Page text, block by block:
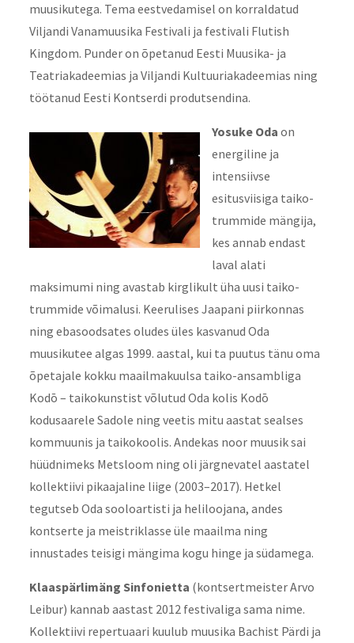
muusikutega. Tema eestvedamisel on korraldatud
Viljandi Vanamuusika Festivali ja festivali Flutish
Kingdom. Punder on õpetanud Eesti Muusika- ja
Teatriakadeemias ja Viljandi Kultuuriakadeemias ning
töötanud Eesti Kontserdi produtsendina.
Yosuke Oda on
energiline ja
intensiivse
esitusviisiga taiko-
trummide mängija,
kes annab endast
laval alati
maksimumi ning avastab kirglikult üha uusi taiko-
trummide võimalusi. Keerulises Jaapani piirkonnas
ning ebasoodsates oludes üles kasvanud Oda
muusikutee algas 1999. aastal, kui ta puutus tänu oma
õpetajale kokku maailmakuulsa taiko-ansambliga
Kodō – taikokunstist võlutud Oda kolis Kodō
kodusaarele Sadole ning veetis mitu aastat sealses
kommuunis ja taikokoolis. Andekas noor muusik sai
hüüdnimeks Metsloom ning oli järgnevatel aastatel
kollektiivi pikaajaline liige (2003–2017). Hetkel
tegutseb Oda sooloartisti ja heliloojana, andes
kontserte ja meistriklasse üle maailma ning
innustades teisigi mängima kogu hinge ja südamega.
Klaaspärlimäng Sinfonietta (kontsertmeister Arvo
Leibur) kannab aastast 2012 festivaliga sama nime.
Kollektiivi repertuaari kuulub muusika Bachist Pärdi ja